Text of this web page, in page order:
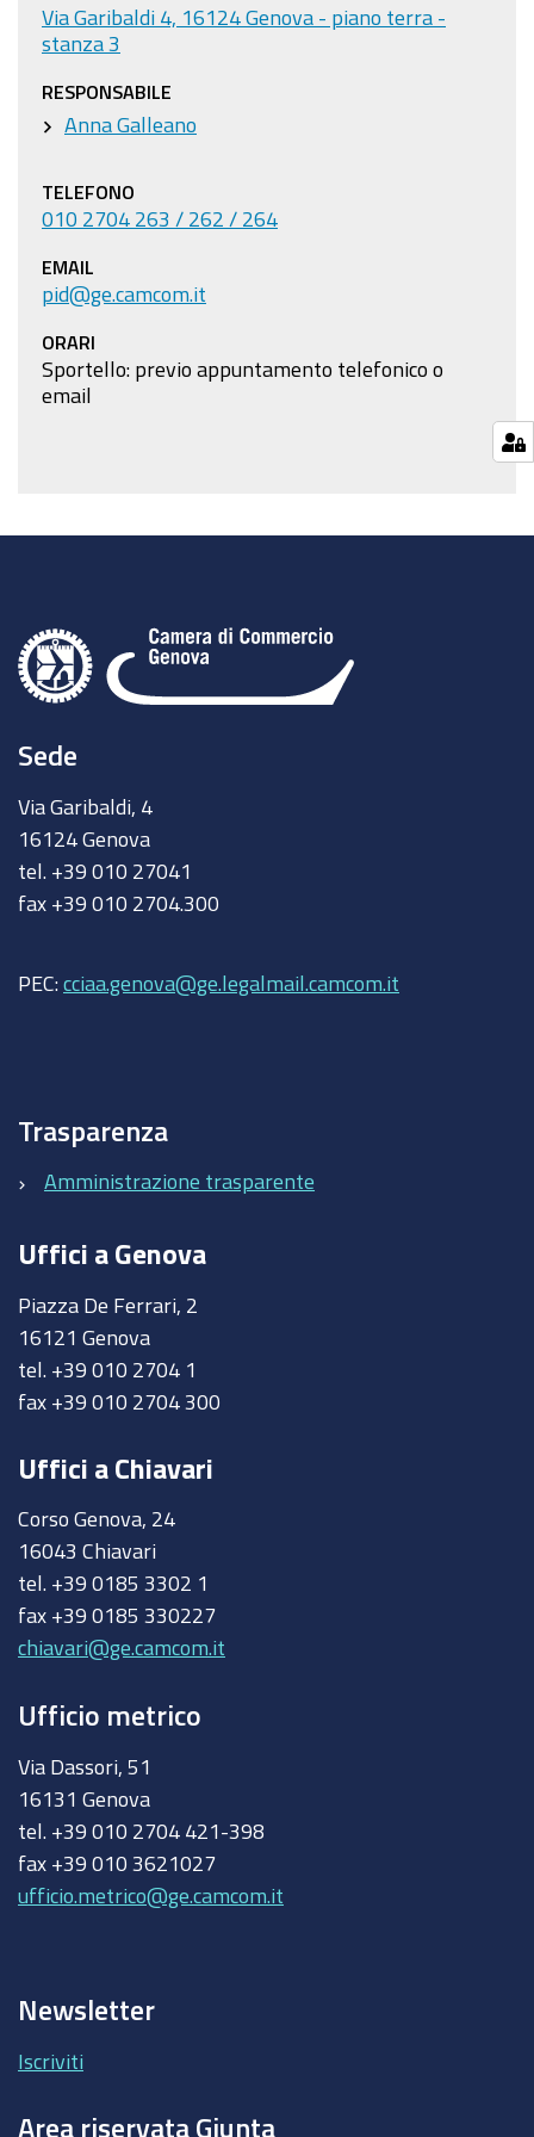
Via Garibaldi 4, 16124 Genova - piano terra -
stanza 3
RESPONSABILE
Anna Galleano
TELEFONO
010 2704 263 / 262 / 264
EMAIL
pid@ge.camcom.it
ORARI
Sportello: previo appuntamento telefonico o
email
Sede
Via Garibaldi, 4
16124 Genova
tel. +39 010 27041
fax +39 010 2704.300
PEC: cciaa.genova@ge.legalmail.camcom.it
Trasparenza
Amministrazione trasparente
Uffici a Genova
Piazza De Ferrari, 2
16121 Genova
tel. +39 010 2704 1
fax +39 010 2704 300
Uffici a Chiavari
Corso Genova, 24
16043 Chiavari
tel. +39 0185 3302 1
fax +39 0185 330227
chiavari@ge.camcom.it
Ufficio metrico
Via Dassori, 51
16131 Genova
tel. +39 010 2704 421-398
fax +39 010 3621027
ufficio.metrico@ge.camcom.it
Newsletter
Iscriviti
Area riservata Giunta